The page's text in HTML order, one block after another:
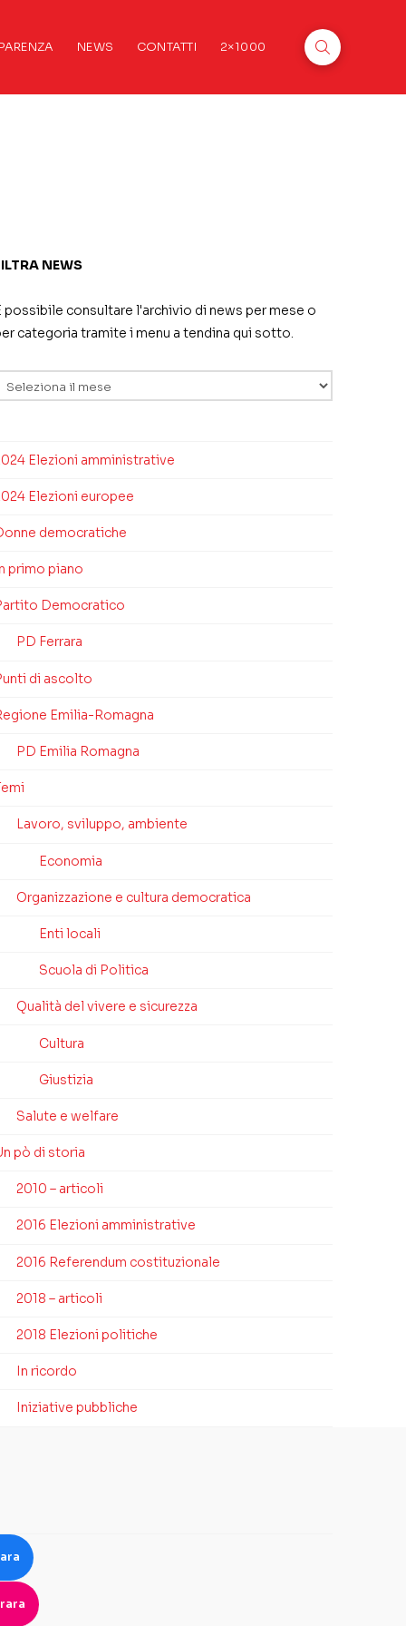
NEWS CONTATTI 2×1000
NEWS
possibile consultare l'archivio di news per mese o
categoria tramite i menu a tendina qui sotto.
Archivi
Elezioni amministrative
Elezioni europee
democratiche
primo piano
Democratico
PD Ferrara
di ascolto
Emilia-Romagna
PD Emilia Romagna
Lavoro, sviluppo, ambiente
Economia
Organizzazione e cultura democratica
Enti locali
Scuola di Politica
Qualità del vivere e sicurezza
Cultura
Giustizia
Salute e welfare
pò di storia
2010 – articoli
2016 Elezioni amministrative
2016 Referendum costituzionale
2018 – articoli
2018 Elezioni politiche
In ricordo
Iniziative pubbliche